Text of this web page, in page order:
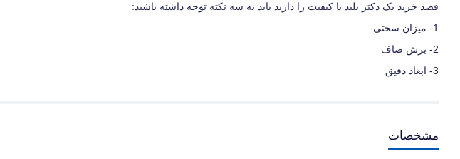
قصد خرید یک دکتر بلید با کیفیت را دارید باید به سه نکته توجه داشته باشید:
1- میزان سختی
2- برش صاف
3- ابعاد دقیق
مشخصات